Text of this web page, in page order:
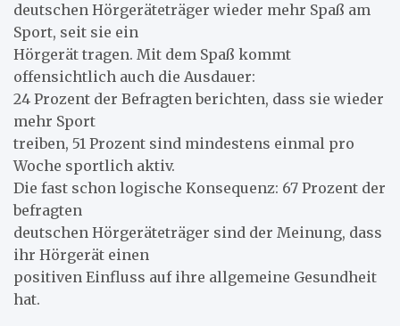
deutschen Hörgeräteträger wieder mehr Spaß am
Sport, seit sie ein
Hörgerät tragen. Mit dem Spaß kommt
offensichtlich auch die Ausdauer:
24 Prozent der Befragten berichten, dass sie wieder
mehr Sport
treiben, 51 Prozent sind mindestens einmal pro
Woche sportlich aktiv.
Die fast schon logische Konsequenz: 67 Prozent der
befragten
deutschen Hörgeräteträger sind der Meinung, dass
ihr Hörgerät einen
positiven Einfluss auf ihre allgemeine Gesundheit
hat.